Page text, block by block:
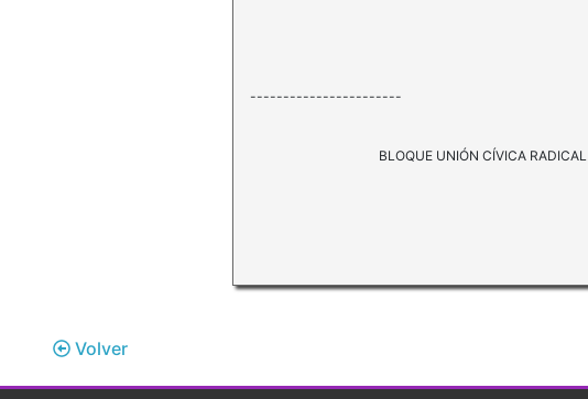
-----------------------
BLOQUE UNIÓN CÍVICA RADICAL
Volver